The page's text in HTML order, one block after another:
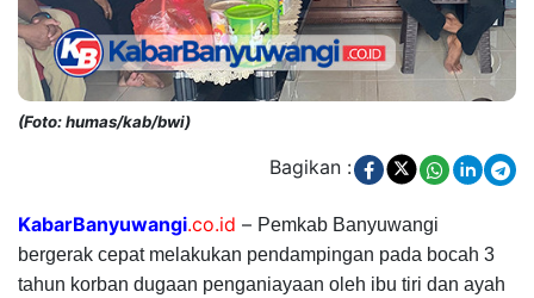
(Foto: humas/kab/bwi)
Bagikan :
KabarBanyuwangi.co.id – Pemkab Banyuwangi
bergerak cepat melakukan pendampingan pada bocah 3
tahun korban dugaan penganiayaan oleh ibu tiri dan ayah